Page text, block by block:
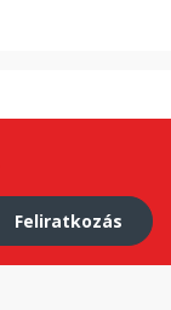
Feliratkozás